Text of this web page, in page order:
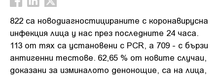
822 са новодиагностицираните с коронавирусна
инфекция лица у нас през последните 24 часа.
113 от тях са установени с PCR, а 709 - с бързи
антигенни тестове. 62,65 % от новите случаи,
доказани за изминалото денонощие, са на лица,